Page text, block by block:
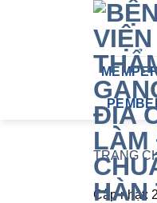
TRANG
Cập nhật: